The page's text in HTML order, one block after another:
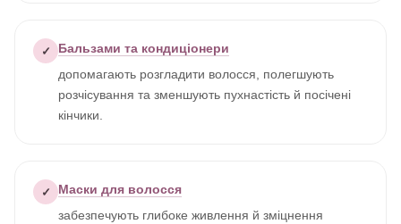
✓
Бальзами та кондиціонери
допомагають розгладити волосся, полегшують
розчісування та зменшують пухнастість й посічені
кінчики.
✓
Маски для волосся
забезпечують глибоке живлення й зміцнення